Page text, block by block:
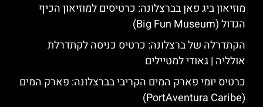
מוזיאון ביג פאן בברצלונה: כרטיסים למוזיאון הכיף
הגדול (Big Fun Museum)
הקתדרלה של ברצלונה: כרטיס כניסה לקתדרלת
אולליה | גאודי למטיילים
כרטיס יומי פארק המים הקריבי בברצלונה: פארק המים
(PortAventura Caribe)